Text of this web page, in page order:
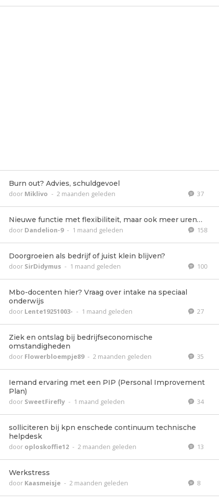
Burn out? Advies, schuldgevoel
door Miklivo - 2 maanden geleden 37
Nieuwe functie met flexibiliteit, maar ook meer uren…
door Dandelion-9 - 1 maand geleden 158
Doorgroeien als bedrijf of juist klein blijven?
door SirDidymus - 1 maand geleden 100
Mbo-docenten hier? Vraag over intake na speciaal
onderwijs
door Lente19251003- - 1 maand geleden 27
Ziek en ontslag bij bedrijfseconomische
omstandigheden
door Flowerbloempje89 - 2 maanden geleden 35
Iemand ervaring met een PIP (Personal Improvement
Plan)
door SweetFirefly - 1 maand geleden 34
solliciteren bij kpn enschede continuum technische
helpdesk
door oploskoffie12 - 2 maanden geleden 13
Werkstress
door Kaasmeisje - 2 maanden geleden 8